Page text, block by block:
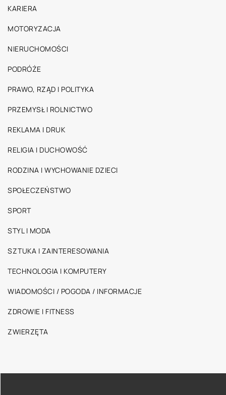
KARIERA
MOTORYZACJA
NIERUCHOMOŚCI
PODRÓŻE
PRAWO, RZĄD I POLITYKA
PRZEMYSŁ I ROLNICTWO
REKLAMA I DRUK
RELIGIA I DUCHOWOŚĆ
RODZINA I WYCHOWANIE DZIECI
SPOŁECZEŃSTWO
SPORT
STYL I MODA
SZTUKA I ZAINTERESOWANIA
TECHNOLOGIA I KOMPUTERY
WIADOMOŚCI / POGODA / INFORMACJE
ZDROWIE I FITNESS
ZWIERZĘTA